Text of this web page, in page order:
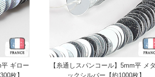
平 ギロー
枚】
【糸通しスパンコール】5mm平 メ
ックシルバー【約1000枚】